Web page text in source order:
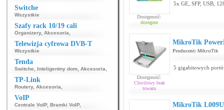
Switche
Wszystkie
Szafy rack 10/19 cali
Organizery, Akcesoria
Telewizja cyfrowa DVB-T
Wszystkie
Tenda
Switche Inteligentny dom Akcesoria
TP-Link
Routery, Akcesoria
VoIP
Centrale VoIP, Bramki VoIP,
Dostępność:
dostępne
5x GE, SFP, USB,
Dostępność:
Chwilowy brak
towaru
MikroTik
Producent: MikroTik
5 gigabitowych
MikroTik